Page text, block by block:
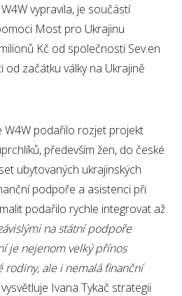
vypravila, je součástí
Most pro Ukrajinu
Kč od společnosti Sev.en
od začátku války na Ukrajině
W4W podařilo rozjet projekt
především žen, do české
ubytovaných ukrajinských
podpoře a asistenci při
podařilo rychle integrovat až
na státní podpoře
je nejenom velký přínos
ale i nemalá finanční
Ivana Tykač strategii